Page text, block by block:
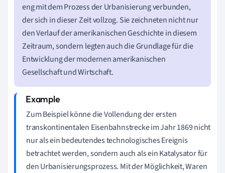
eng mit dem Prozess der Urbanisierung verbunden,
der sich in dieser Zeit vollzog. Sie zeichneten nicht nur
den Verlauf der amerikanischen Geschichte in diesem
Zeitraum, sondern legten auch die Grundlage für die
Entwicklung der modernen amerikanischen
Gesellschaft und Wirtschaft.
Zum Beispiel könne die Vollendung der ersten
transkontinentalen Eisenbahnstrecke im Jahr 1869 nicht
nur als ein bedeutendes technologisches Ereignis
betrachtet werden, sondern auch als ein Katalysator für
den Urbanisierungsprozess. Mit der Möglichkeit, Waren